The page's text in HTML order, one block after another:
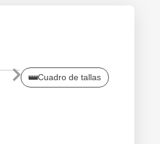
Cuadro de tallas